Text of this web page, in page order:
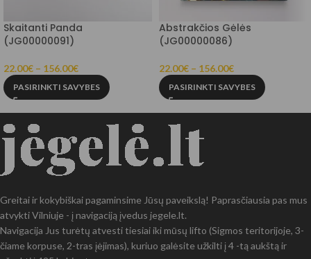
Skaitanti Panda
(JG00000091)
22.00€ – 156.00€
PASIRINKTI SAVYBES
Abstrakčios Gėlės
(JG00000086)
22.00€ – 156.00€
PASIRINKTI SAVYBES
Greitai ir kokybiškai pagaminsime Jūsų paveikslą! Paprasčiausia pas mus
atvykti Vilniuje - į navigaciją įvedus jegele.lt.
Navigacija Jus turėtų atvesti tiesiai iki mūsų lifto (Sigmos teritorijoje, 3-
čiame korpuse, 2-tras įėjimas), kuriuo galėsite užkilti į 4 -tą aukštą ir